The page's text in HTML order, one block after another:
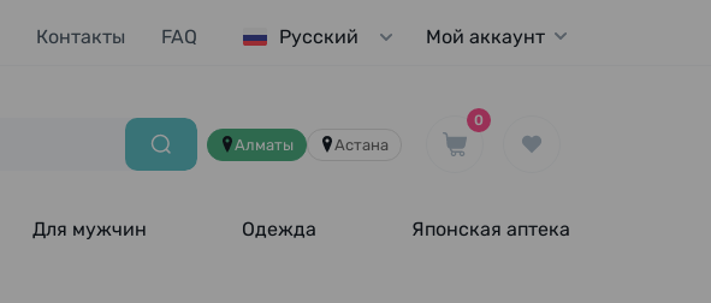
Алматы Астана
0
Контакты FAQ Русский Мой аккаунт
Для мужчин Одежда Японская аптека